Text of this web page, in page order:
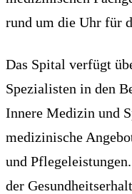
rund um die Uhr für
Das Spital verfügt
Spezialisten in den
Innere Medizin und
medizinische
und
der